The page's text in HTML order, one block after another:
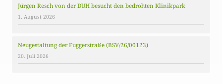
Jürgen Resch von der DUH besucht den bedrohten Klinikpark
1. August 2026
Neugestaltung der Fuggerstraße (BSV/26/00123)
20. Juli 2026